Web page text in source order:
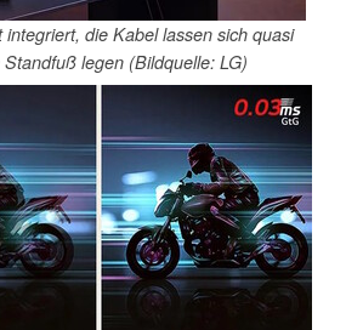
die Kabel lassen sich quasi
legen (Bildquelle: LG)